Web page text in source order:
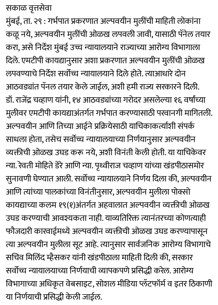
सकाळ वृत्तसेवा
मुंबई, ता. २९ : गर्भपात प्रकरणात अल्पवयीन मुलींची माहिती लोकांना
कळू नये, अल्पवयीन मुलींची ओळख लपवली जावी, यासाठी पॅनेल तयार
करा, असे निर्देश मुंबई उच्च न्यायालयाने राज्याच्या आरोग्य विभागाला
दिले. एमटीपी कायद्यानुसार अशा प्रकरणात अल्पवयीन मुलींची ओळख
लपवण्याचे निर्देश सर्वोच्च न्यायालयाने दिले होते. त्याआधारे दोन
आठवड्यांत पॅनल तयार केले जाईल, अशी हमी राज्य सरकारने दिली.
डॉ. राजेंद्र चव्हाण यांनी, १४ आठवड्यांच्या गरोदर असलेल्या १६ वर्षांच्या
मुलीवर एमटीपी कायद्याअंतर्गत गर्भपात करण्यासाठी परवानगी मागितली.
अल्पवयीन आणि तिच्या आईने प्रक्रियेसाठी याचिकाकर्त्याशी संपर्क
साधला होता, तसेच सर्वोच्च न्यायालयाच्या निर्णयानुसार अल्पवयीन
व्यक्तीची ओळख उघड करू नये, अशी विनंती केली होती. या याचिकेवर
न्या. रेवती मोहिते डेरे आणि न्या. पृथ्वीराज चव्हाण यांच्या खंडपीठासमोर
सुनावणी घेण्यात आली. सर्वोच्च न्यायालयाने निर्णय दिला की, अल्पवयीन
आणि त्यांच्या पालकांच्या विनंतीनुसार, अल्पवयीन मुलीला पोक्सो
कायद्याच्या कलम १९(१)अंतर्गत अहवालात अल्पवयीन व्यक्तीची ओळख
उघड करण्याची आवश्यकता नाही. याव्यतिरिक्त त्यानंतरच्या कोणत्याही
फौजदारी कारवाईमध्ये अल्पवयीन व्यक्तीची ओळख उघड करण्यापासून
त्या अल्पवयीन मुलीला सूट आहे. त्यानुसार सार्वजनिक आरोग्य विभागाचे
सचिव मिलिंद म्हैसकर यांनी खंडपीठाला माहिती दिली की, सरकार
सर्वोच्च न्यायालयाच्या निर्णयाची व्यापकपणे प्रसिद्धी करेल. आरोग्य
विभागाच्या अधिकृत वेबसाइट, सोशल मीडिया प्लॅटफॉर्म व इतर ठिकाणी
या निर्णयाची प्रसिद्धी केली जाईल.